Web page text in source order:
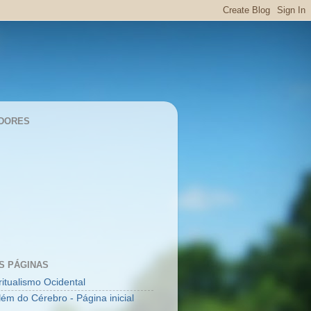
PÁGINAS
Ocidental
do Cérebro - Página inicial